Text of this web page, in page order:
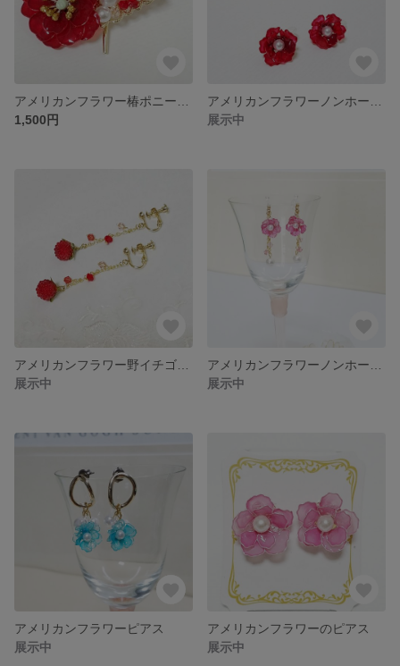
1,500円
展示中
展示中
展示中
アメリカンフラワーピアス
展示中
アメリカンフラワーのピアス
展示中